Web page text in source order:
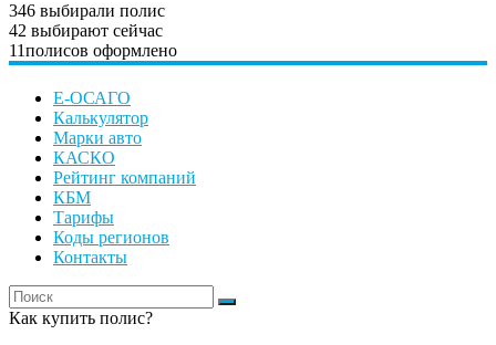
346 выбирали полис
42 выбирают сейчас
11полисов оформлено
Е-ОСАГО
Калькулятор
Марки авто
КАСКО
Рейтинг компаний
КБМ
Тарифы
Коды регионов
Контакты
Как купить полис?